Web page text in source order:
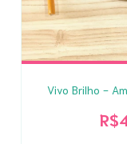
Vivo Brilho -